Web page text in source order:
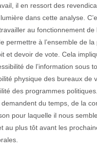
il en ressort des
dans cette analyse.
au fonctionnement de
permettre à l’ensemble de la
et devoir de vote. Cela
de l’information sous
physique des bureaux de
des programmes
du temps, de la
pour laquelle il nous
au plus tôt avant les